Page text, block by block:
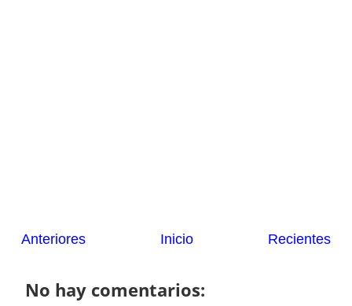
Recientes
Anteriores Inicio
No hay comentarios: